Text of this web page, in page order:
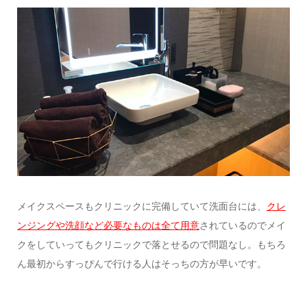
メイクスペースもクリニックに完備していて洗面台には、 クレ
ンジングや洗顔など必要なものは全て用意されているのでメイ
クをしていってもクリニックで落とせるので問題なし。もちろ
ん最初からすっぴんで行ける人はそっちの方が早いです。